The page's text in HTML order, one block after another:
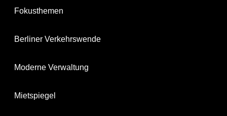
Fokusthemen
Berliner Verkehrswende
Moderne Verwaltung
Mietspiegel